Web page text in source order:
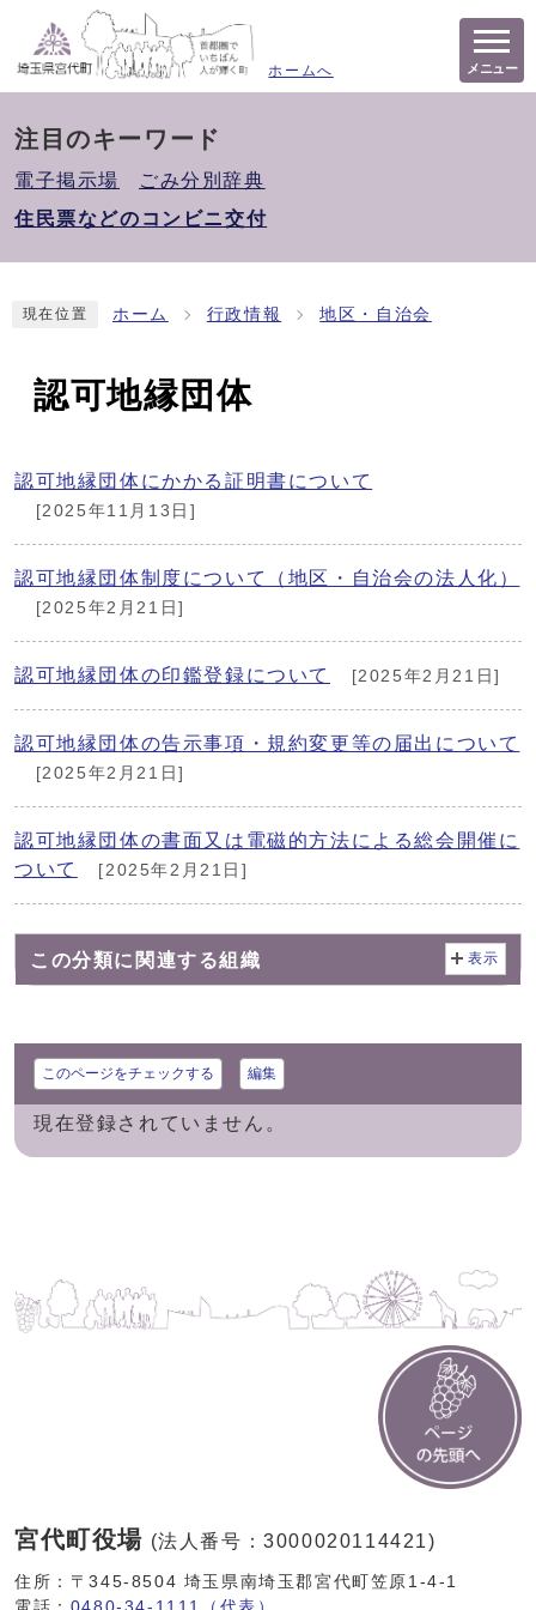
ホームへ メニュー
注目のキーワード
電子掲示場
ごみ分別辞典
住民票などのコンビニ交付
現在位置 ホーム 行政情報 地区・自治会
認可地縁団体
認可地縁団体にかかる証明書について
[2025年11月13日]
認可地縁団体制度について（地区・自治会の法人化）
[2025年2月21日]
認可地縁団体の印鑑登録について [2025年2月21日]
認可地縁団体の告示事項・規約変更等の届出について
[2025年2月21日]
認可地縁団体の書面又は電磁的方法による総会開催に
ついて
[2025年2月21日]
この分類に関連する組織 表示
このページをチェックする 編集
現在登録されていません。
宮代町役場 (法人番号：3000020114421)
住所：〒345-8504 埼玉県南埼玉郡宮代町笠原1-4-1
電話： 0480-34-1111（代表）